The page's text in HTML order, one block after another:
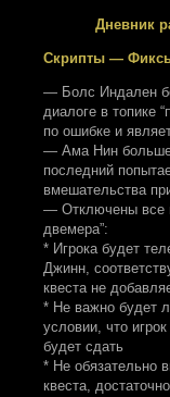
Дневник
Скрипты —
— Болс Индален
диалоге в топике
по ошибке и
— Ама Нин больше
последний
вмешательства
— Отключены все
двемера”:
* Игрока будет
Джинн,
квеста не
* Не важно будет
условии, что
будет сдать
* Не обязательно
квеста,